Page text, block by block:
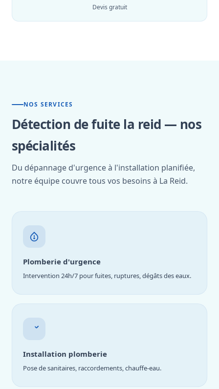
Devis gratuit
NOS SERVICES
Détection de fuite la reid — nos
spécialités
Du dépannage d'urgence à l'installation planifiée,
notre équipe couvre tous vos besoins à La Reid.
Plomberie d'urgence
Intervention 24h/7 pour fuites, ruptures, dégâts des eaux.
Installation plomberie
Pose de sanitaires, raccordements, chauffe-eau.